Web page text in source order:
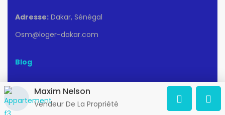
Adresse: Dakar, Sénégal
Osm@loger-dakar.com
Blog
Recherches populaires
Maxim Nelson
Vendeur De La Propriété